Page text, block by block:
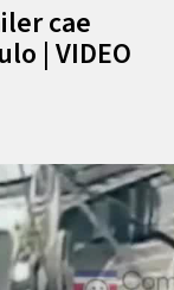
cae
| VIDEO